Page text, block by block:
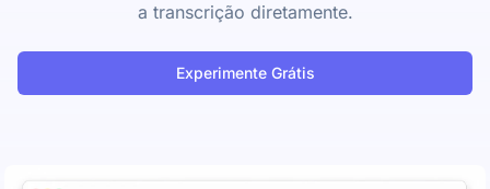
a transcrição diretamente.
Experimente Grátis